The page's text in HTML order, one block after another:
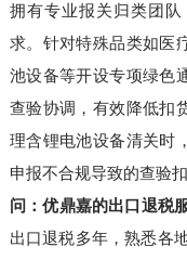
拥有专业报关归类团
求。针对特殊品类如医
池设备等开设专项绿色
查验协调，有效降低扣
理含锂电池设备清关时
申报不合规导致的查验扣
问：优鼎嘉的出口退税
出口退税多年，熟悉各